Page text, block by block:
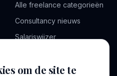
Alle freelance categorieën
Consultancy nieuws
Salariswijzer
om de site te